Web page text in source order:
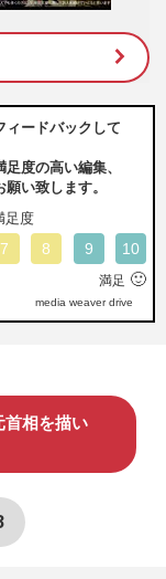
ィードバックして
度の高い編集、
い致します。
足度
7 8 9 10
満足 🙂
media weaver drive
首相を描い